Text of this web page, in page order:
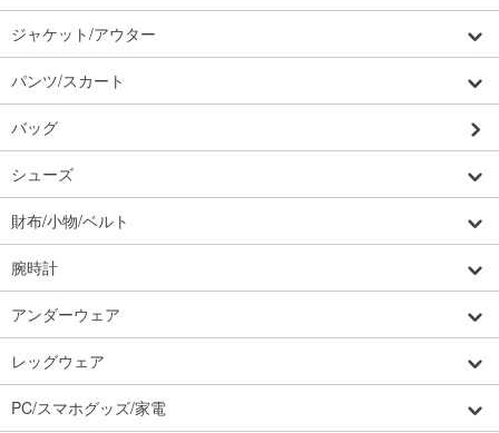
ジャケット/アウター
パンツ/スカート
バッグ
シューズ
財布/小物/ベルト
腕時計
アンダーウェア
レッグウェア
PC/スマホグッズ/家電